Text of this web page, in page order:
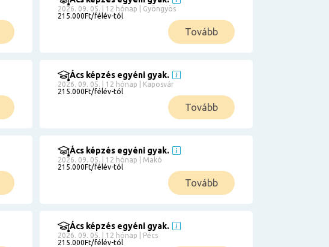
2026. 09. 05. | 12 hónap | Gyöngyös
215.000Ft/félév-tól
Tovább
Ács képzés egyéni gyak.
2026. 09. 05. | 12 hónap | Kaposvár
215.000Ft/félév-tól
Tovább
Ács képzés egyéni gyak.
2026. 09. 05. | 12 hónap | Makó
215.000Ft/félév-tól
Tovább
Ács képzés egyéni gyak.
2026. 09. 05. | 12 hónap | Pécs
215.000Ft/félév-tól